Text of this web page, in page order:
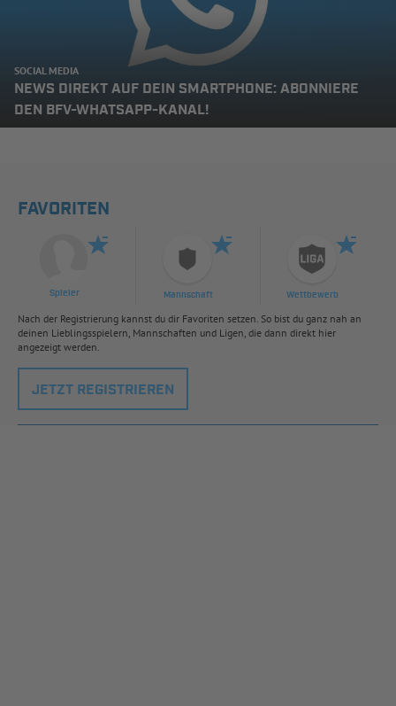
SOCIAL MEDIA
NEWS DIREKT AUF DEIN SMARTPHONE: ABONNIERE
DEN BFV-WHATSAPP-KANAL!
FAVORITEN
Spieler Mannschaft Wettbewerb
Nach der Registrierung kannst du dir Favoriten setzen. So bist du ganz nah an
deinen Lieblingsspielern, Mannschaften und Ligen, die dann direkt hier
angezeigt werden.
JETZT REGISTRIEREN